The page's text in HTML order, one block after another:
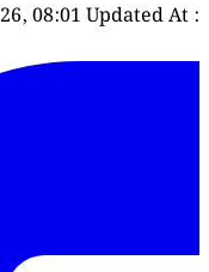
08:01 Updated At :